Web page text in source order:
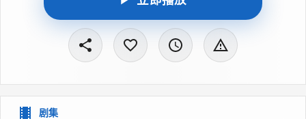
剧集